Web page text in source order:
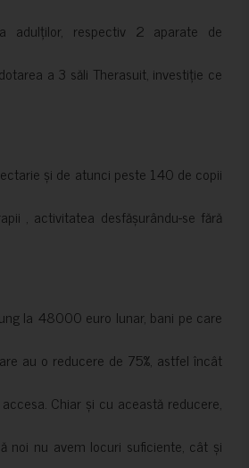
adulților, respectiv 2 aparate de
a 3 săli Therasuit, investiție ce
și de atunci peste 140 de copii
, activitatea desfășurându-se fără
la 48000 euro lunar, bani pe care
au o reducere de 75%, astfel încât
Chiar și cu această reducere,
noi nu avem locuri suficiente, cât și